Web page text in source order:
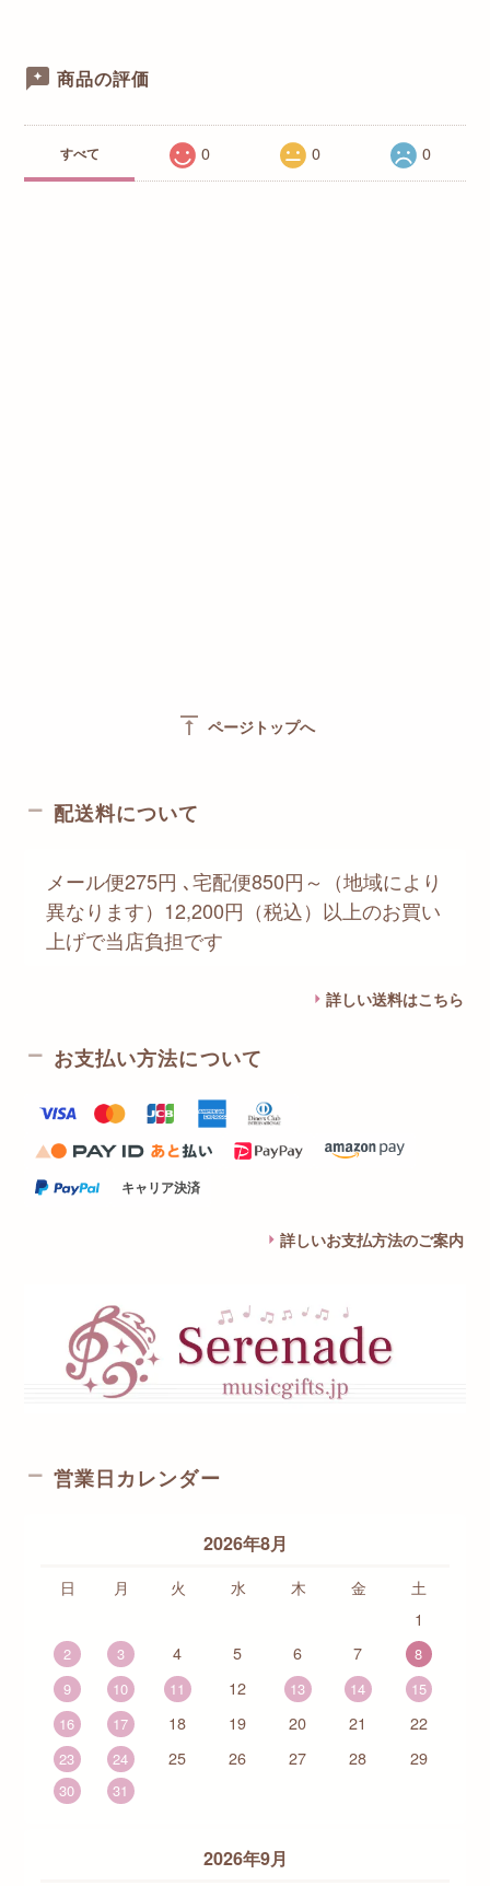
商品の評価
すべて 0 0 0
vertical_align_top ページトップへ
配送料について
メール便275円 ､宅配便850円～（地域により
異なります）12,200円（税込）以上のお買い
上げで当店負担です
詳しい送料はこちら
お支払い方法について
キャリア決済
詳しいお支払方法のご案内
営業日カレンダー
2026年8月
日 月 火 水 木 金
土
1
2 3 4 5 6 7
8
9
10 11 12 13 14
15
16
17 18 19 20 21 22
23 24 25 26 27 28 29
30 31
2026年9月